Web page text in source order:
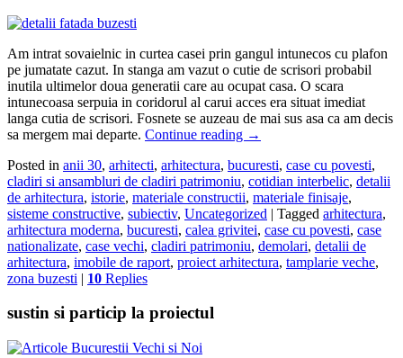
Am intrat sovaielnic in curtea casei prin gangul intunecos cu plafon
pe jumatate cazut. In stanga am vazut o cutie de scrisori probabil
inutila ultimelor doua generatii care au ocupat casa. O scara
intunecoasa serpuia in coridorul al carui acces era situat imediat
langa cutia de scrisori. Fosnete se auzeau de mai sus asa ca am decis
sa mergem mai departe. Continue reading →
Posted in anii 30, arhitecti, arhitectura, bucuresti, case cu povesti,
cladiri si ansambluri de cladiri patrimoniu, cotidian interbelic, detalii
de arhitectura, istorie, materiale constructii, materiale finisaje,
sisteme constructive, subiectiv, Uncategorized | Tagged arhitectura,
arhitectura moderna, bucuresti, calea grivitei, case cu povesti, case
nationalizate, case vechi, cladiri patrimoniu, demolari, detalii de
arhitectura, imobile de raport, proiect arhitectura, tamplarie veche,
zona buzesti | 10 Replies
sustin si particip la proiectul